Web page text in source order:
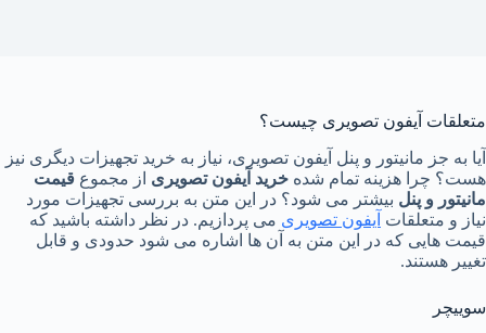
متعلقات آیفون تصویری چیست؟
آیا به جز مانیتور و پنل آیفون تصویری، نیاز به خرید تجهیزات دیگری نیز
هست؟ چرا هزینه تمام شده خرید آیفون تصویری از مجموع قیمت
مانیتور و پنل بیشتر می شود؟ در این متن به بررسی تجهیزات مورد
نیاز و متعلقات آیفون تصویری می پردازیم. در نظر داشته باشید که
قیمت هایی که در این متن به آن ها اشاره می شود حدودی و قابل
تغییر هستند.
سوییچر